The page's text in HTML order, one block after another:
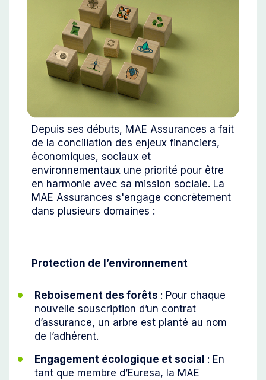
Depuis ses débuts, MAE Assurances a fait
de la conciliation des enjeux financiers,
économiques, sociaux et
environnementaux une priorité pour être
en harmonie avec sa mission sociale. La
MAE Assurances s'engage concrètement
dans plusieurs domaines :
Protection de l’environnement
Reboisement des forêts : Pour chaque
nouvelle souscription d’un contrat
d’assurance, un arbre est planté au nom
de l’adhérent.
Engagement écologique et social : En
tant que membre d’Euresa, la MAE